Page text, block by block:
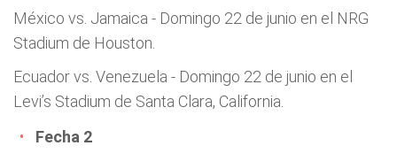
México vs. Jamaica - Domingo 22 de junio en el NRG
Stadium de Houston.
Ecuador vs. Venezuela - Domingo 22 de junio en el
Levi’s Stadium de Santa Clara, California.
Fecha 2